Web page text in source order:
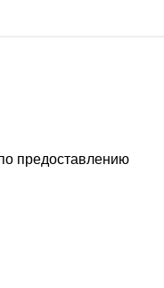
предоставлению